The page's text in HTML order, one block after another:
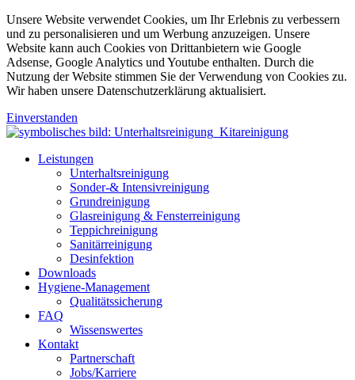
Unsere Website verwendet Cookies, um Ihr Erlebnis zu verbessern
und zu personalisieren und um Werbung anzuzeigen. Unsere
Website kann auch Cookies von Drittanbietern wie Google
Adsense, Google Analytics und Youtube enthalten. Durch die
Nutzung der Website stimmen Sie der Verwendung von Cookies zu.
Wir haben unsere Datenschutzerklärung aktualisiert.
Einverstanden
Leistungen
Unterhaltsreinigung
Sonder-& Intensivreinigung
Grundreinigung
Glasreinigung & Fensterreinigung
Teppichreinigung
Sanitärreinigung
Desinfektion
Downloads
Hygiene-Management
Qualitätssicherung
FAQ
Wissenswertes
Kontakt
Partnerschaft
Jobs/Karriere